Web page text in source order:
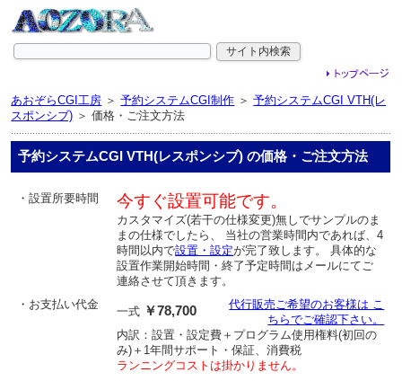
あおぞらCGI工房 ＞予約システムCGI制作 ＞予約システムCGI VTH(レ
スポンシブ) ＞ 価格・ご注文方法
予約システムCGI VTH(レスポンシブ) の価格・ご注文方法
・設置所要時間 今すぐ設置可能です。
カスタマイズ(若干の仕様変更)無しでサンプルのま
まの仕様でしたら、 当社の営業時間内であれば、4
時間以内で設置・設定が完了致します。 具体的な
設置作業開始時間・終了予定時間はメールにてご
連絡させて頂きます。
・お支払い代金
一式 ￥78,700
代行販売ご希望のお客様は こ
ちらでご確認下さい。
内訳：設置・設定費＋プログラム使用権料(初回の
み)＋1年間サポート・保証、消費税
ランニングコストは掛かりません。